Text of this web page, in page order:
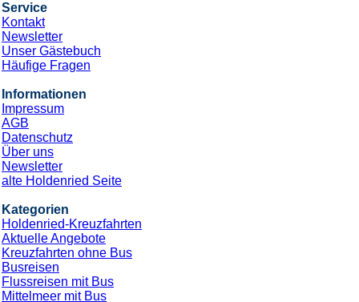
Service
Kontakt
Newsletter
Unser Gästebuch
Häufige Fragen
Informationen
Impressum
AGB
Datenschutz
Über uns
Newsletter
alte Holdenried Seite
Kategorien
Holdenried-Kreuzfahrten
Aktuelle Angebote
Kreuzfahrten ohne Bus
Busreisen
Flussreisen mit Bus
Mittelmeer mit Bus